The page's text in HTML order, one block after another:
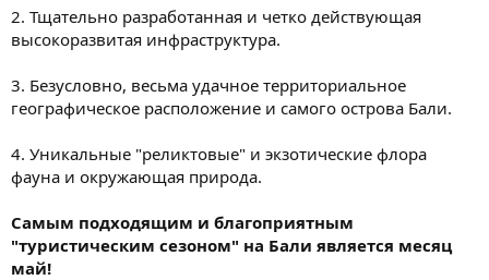
2. Тщательно разработанная и четко действующая
высокоразвитая инфраструктура.
3. Безусловно, весьма удачное территориальное
географическое расположение и самого острова Бали.
4. Уникальные "реликтовые" и экзотические флора
фауна и окружающая природа.
Самым подходящим и благоприятным
"туристическим сезоном" на Бали является месяц
май!